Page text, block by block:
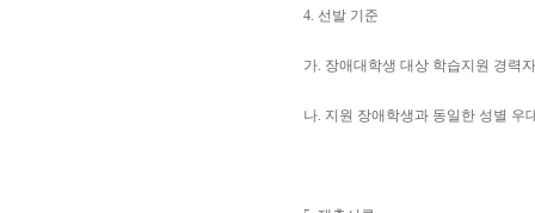
4. 선발 기준
가. 장애대학생 대상 학습지원 경력
나. 지원 장애학생과 동일한 성별 우